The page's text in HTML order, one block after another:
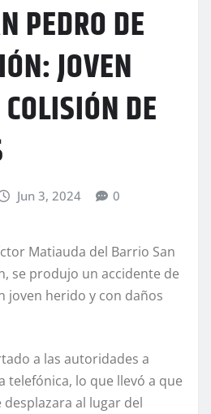
PEDRO DE
JOVEN
DE
Jun 3, 2024 0
Matiauda del Barrio San
se produjo un accidente de
joven herido y con daños
a las autoridades a
telefónica, lo que llevó a que
al lugar del